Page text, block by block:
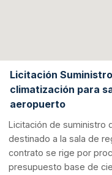
Licitación
climatización para
aeropuerto
Licitación de suministro
destinado a la sala de
contrato se rige por
presupuesto base de